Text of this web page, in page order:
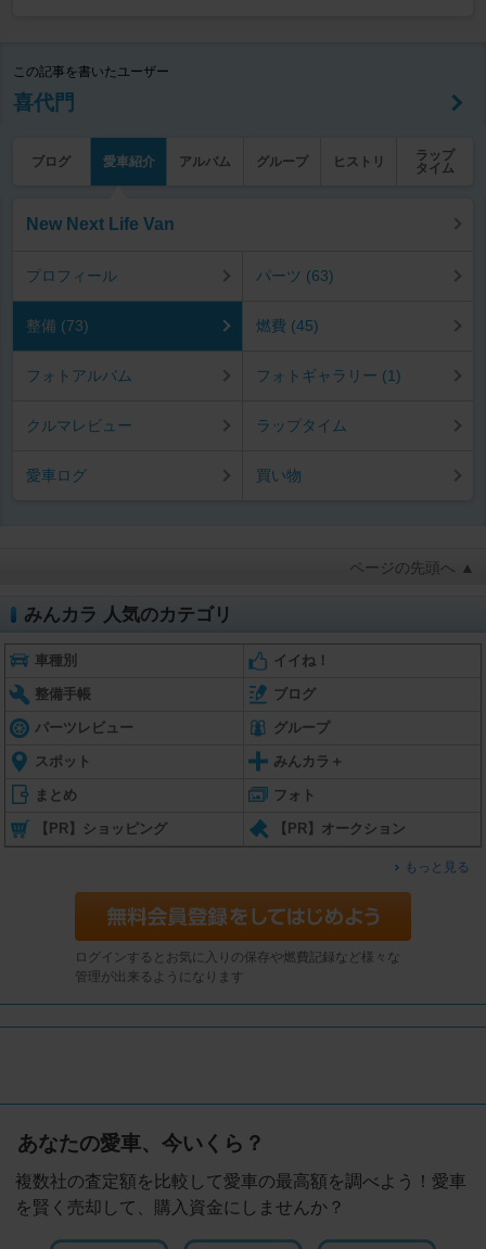
この記事を書いたユーザー
喜代門
ブログ 愛車紹介 アルバム グループ ヒストリ
ラップ
タイム
New Next Life Van
プロフィール パーツ (63)
整備 (73) 燃費 (45)
フォトアルバム フォトギャラリー (1)
クルマレビュー ラップタイム
愛車ログ 買い物
ページの先頭へ ▲
みんカラ 人気のカテゴリ
車種別 イイね！
整備手帳 ブログ
パーツレビュー グループ
スポット みんカラ＋
まとめ フォト
【PR】ショッピング 【PR】オークション
もっと見る
ログインするとお気に入りの保存や燃費記録など様々な
管理が出来るようになります
あなたの愛車、今いくら？
複数社の査定額を比較して愛車の最高額を調べよう！愛車
を賢く売却して、購入資金にしませんか？